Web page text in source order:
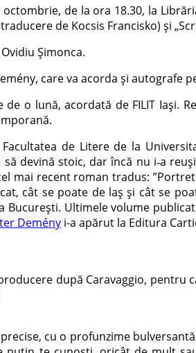
de la ora 18.30, la
de Kocsis Francisko) și
Șimonca.
care va acorda și autografe
o lună, acordată de FILIT Iași.
de Litere de la
devină stoic, dar încă nu i‑a
mai recent roman tradus:
cât se poate de laș și cât se
Ultimele volume
Demény i-a apărut la Editura
după Caravaggio,
cu o profunzime